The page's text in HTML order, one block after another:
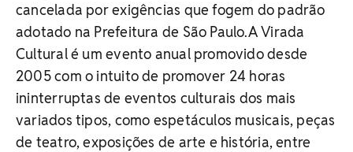
cancelada por exigências que fogem do padrão
adotado na Prefeitura de São Paulo.A Virada
Cultural é um evento anual promovido desde
2005 com o intuito de promover 24 horas
ininterruptas de eventos culturais dos mais
variados tipos, como espetáculos musicais, peças
de teatro, exposições de arte e história, entre